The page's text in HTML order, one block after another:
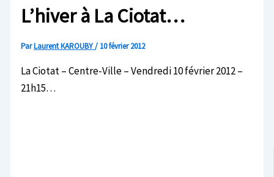
L’hiver à La Ciotat…
ParLaurent KAROUBY/ 10 février 2012
La Ciotat – Centre-Ville – Vendredi 10 février 2012 –
21h15…